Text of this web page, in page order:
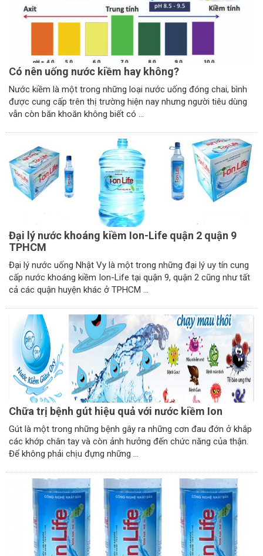
Có nên uống nước kiềm hay không?
Nước kiềm là một trong những loại nước uống đóng chai, bình
được cung cấp trên thị trường hiện nay nhưng người tiêu dùng
vẫn còn băn khoăn không biết có ...
Đại lý nước khoáng kiềm Ion-Life quận 2 quận 9
TPHCM
Đại lý nước uống Nhật Vy là một trong những đại lý uy tín cung
cấp nước khoáng kiềm Ion-Life tại quận 9, quận 2 cũng như tất
cả các quận huyện khác ở TPHCM ...
Chữa trị bệnh gút hiệu quả với nước kiềm Ion
Gút là một trong những bệnh gây ra những cơn đau đớn ở khắp
các khớp chân tay và còn ảnh hưởng đến chức năng của thận.
Để không phải chịu đựng những ...